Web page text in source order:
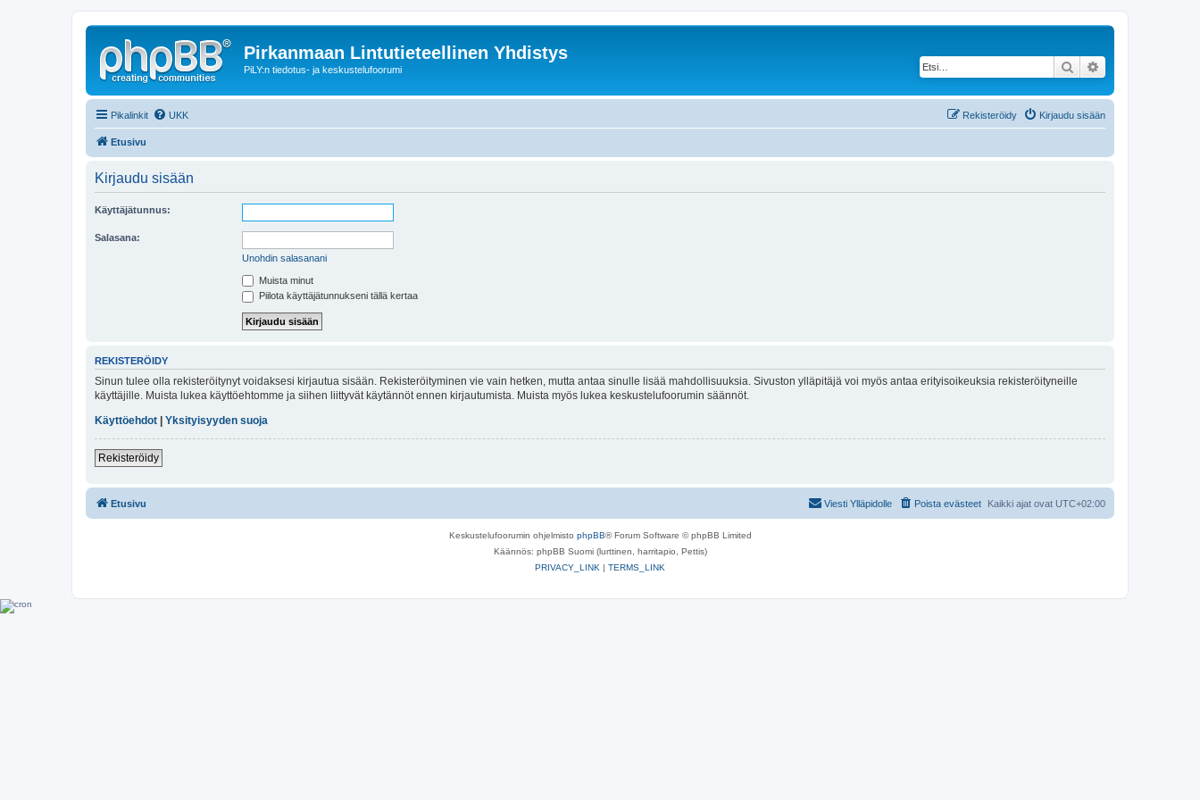
Pirkanmaan Lintutieteellinen Yhdistys
PiLY:n tiedotus- ja keskustelufoorumi Etsi
Pikalinkit UKK Kirjaudu sisään
Rekisteröidy
Etusivu
Kirjaudu sisään
Käyttäjätunnus:
Salasana:
Unohdin salasanani
Muista minut
Piilota käyttäjätunnukseni tällä kertaa
REKISTERÖIDY
Sinun tulee olla rekisteröitynyt voidaksesi kirjautua sisään. Rekisteröityminen vie vain hetken, mutta antaa sinulle lisää mahdollisuuksia. Sivuston ylläpitäjä voi myös antaa erityisoikeuksia rekisteröityneille
käyttäjille. Muista lukea käyttöehtomme ja siihen liittyvät käytännöt ennen kirjautumista. Muista myös lukea keskustelufoorumin säännöt.
Käyttöehdot
Yksityisyyden suoja
Rekisteröidy
Etusivu Kaikki ajat ovat UTC+02:00
Poista evästeet
Viesti Ylläpidolle
Keskustelufoorumin ohjelmisto phpBB® Forum Software © phpBB Limited
Käännös: phpBB Suomi (lurttinen, harritapio, Pettis)
PRIVACY_LINK | TERMS_LINK